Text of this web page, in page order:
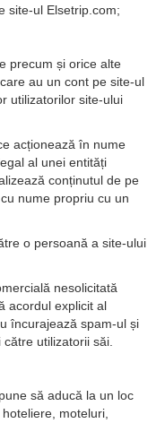
site-ul Elsetrip.com;
precum și orice alte
au un cont pe site-ul
utilizatorilor site-ului
acționează în nume
al unei entități
conținutul de pe
nume propriu cu un
o persoană a site-ului
nesolicitată
acordul explicit al
încurajează spam-ul și
utilizatorii săi.
să aducă la un loc
moteluri,